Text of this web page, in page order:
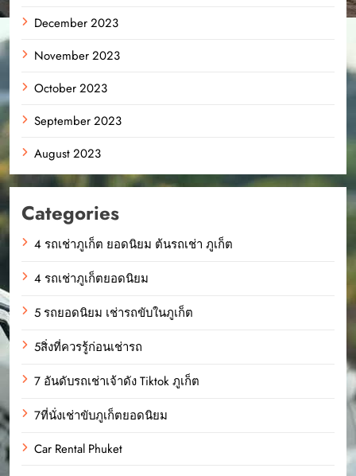
December 2023
November 2023
October 2023
September 2023
August 2023
Categories
4 รถเช่าภูเก็ต ยอดนิยม ต้นรถเช่า ภูเก็ต
4 รถเช่าภูเก็ตยอดนิยม
5 รถยอดนิยม เช่ารถขับในภูเก็ต
5สิ่งที่ควรรู้ก่อนเช่ารถ
7 อันดับรถเช่าเจ้าดัง Tiktok ภูเก็ต
7ที่นั่งเช่าขับภูเก็ตยอดนิยม
Car Rental Phuket